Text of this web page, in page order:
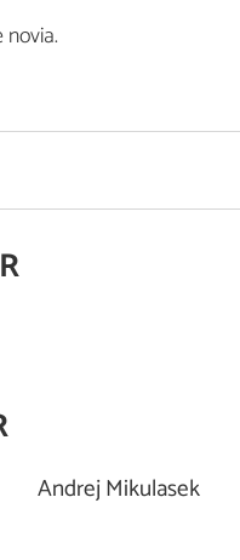
Andrej Mikulasek